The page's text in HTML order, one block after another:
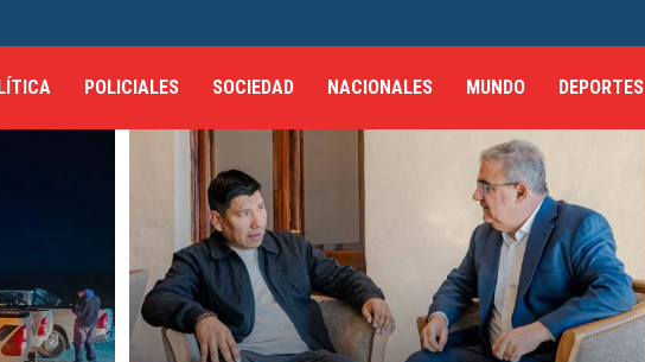
POLICIALES SOCIEDAD NACIONALES MUNDO DEPORTES